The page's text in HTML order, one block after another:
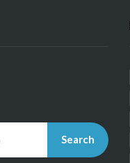
Search